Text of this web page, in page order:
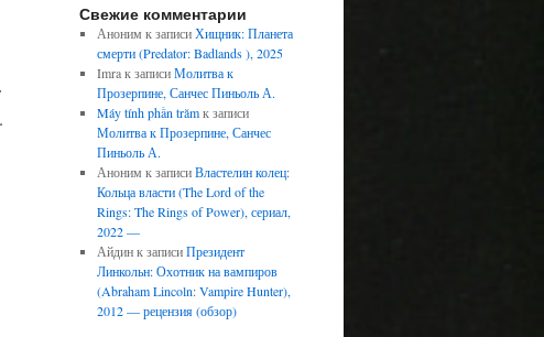
Свежие комментарии
Аноним к записиХищник: Планета
смерти (Predator: Badlands ), 2025
Imraк записиМолитва к
Прозерпине, Санчес Пиньоль А.
Máy tính phần trămк записи
Молитва к Прозерпине, Санчес
Пиньоль А.
Аноним к записиВластелин колец:
Кольца власти (The Lord of the
Rings: The Rings of Power), сериал,
2022 —
Айдинк записиПрезидент
Линкольн: Охотник на вампиров
(Abraham Lincoln: Vampire Hunter),
2012 — рецензия (обзор)